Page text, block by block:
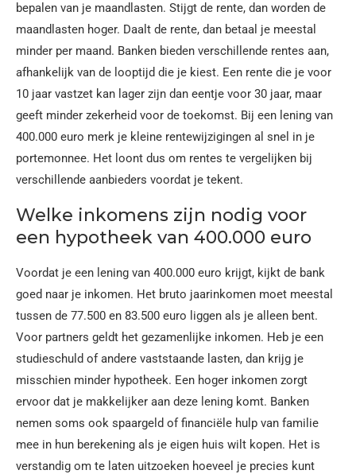
bepalen van je maandlasten. Stijgt de rente, dan worden de
maandlasten hoger. Daalt de rente, dan betaal je meestal
minder per maand. Banken bieden verschillende rentes aan,
afhankelijk van de looptijd die je kiest. Een rente die je voor
10 jaar vastzet kan lager zijn dan eentje voor 30 jaar, maar
geeft minder zekerheid voor de toekomst. Bij een lening van
400.000 euro merk je kleine rentewijzigingen al snel in je
portemonnee. Het loont dus om rentes te vergelijken bij
verschillende aanbieders voordat je tekent.
Welke inkomens zijn nodig voor
een hypotheek van 400.000 euro
Voordat je een lening van 400.000 euro krijgt, kijkt de bank
goed naar je inkomen. Het bruto jaarinkomen moet meestal
tussen de 77.500 en 83.500 euro liggen als je alleen bent.
Voor partners geldt het gezamenlijke inkomen. Heb je een
studieschuld of andere vaststaande lasten, dan krijg je
misschien minder hypotheek. Een hoger inkomen zorgt
ervoor dat je makkelijker aan deze lening komt. Banken
nemen soms ook spaargeld of financiële hulp van familie
mee in hun berekening als je eigen huis wilt kopen. Het is
verstandig om te laten uitzoeken hoeveel je precies kunt